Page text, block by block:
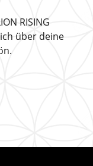
RISING
über deine